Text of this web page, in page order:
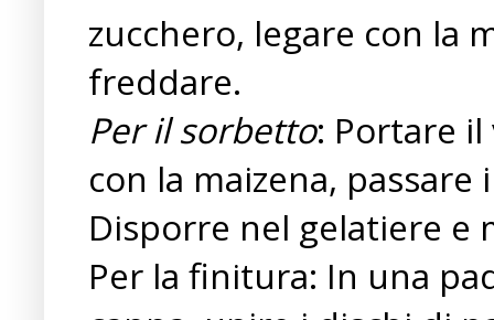
zucchero, legare con la
freddare.
Per il sorbetto: Portare
con la maizena,
Disporre nel gelatiere e
Per la finitura: In una